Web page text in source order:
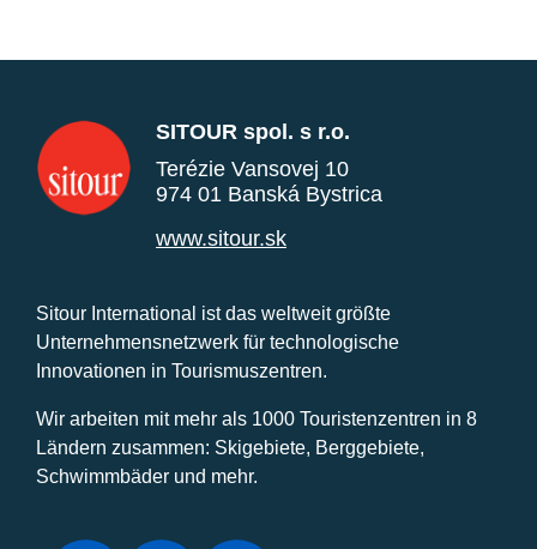
SITOUR spol. s r.o.
Terézie Vansovej 10
974 01 Banská Bystrica
www.sitour.sk
Sitour International ist das weltweit größte
Unternehmensnetzwerk für technologische
Innovationen in Tourismuszentren.
Wir arbeiten mit mehr als 1000 Touristenzentren in 8
Ländern zusammen: Skigebiete, Berggebiete,
Schwimmbäder und mehr.